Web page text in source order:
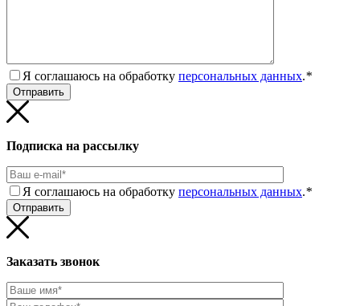
Я соглашаюсь на обработку персональных данных.*
Подписка на рассылку
Я соглашаюсь на обработку персональных данных.*
Заказать звонок